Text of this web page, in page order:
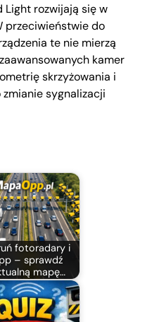
rozwijają się w
przeciwieństwie do
te nie mierzą
kamer
skrzyżowania i
sygnalizacji
fotoradary i
– sprawdź
mapę…